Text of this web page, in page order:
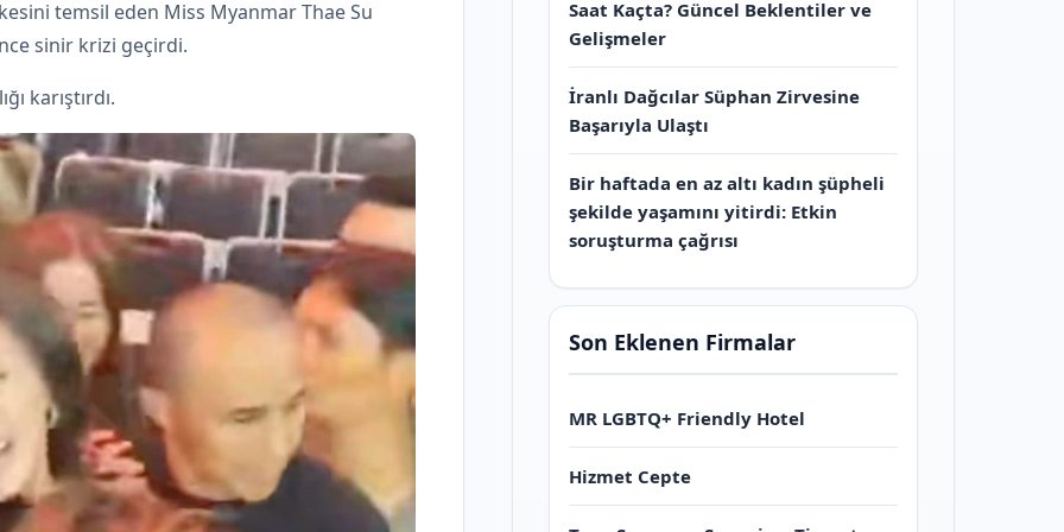
temsil eden Miss Myanmar Thae Su
sinir krizi geçirdi.
karıştırdı.
Saat Kaçta? Güncel Beklentiler ve
Gelişmeler
İranlı Dağcılar Süphan Zirvesine
Başarıyla Ulaştı
Bir haftada en az altı kadın şüpheli
şekilde yaşamını yitirdi: Etkin
soruşturma çağrısı
Son Eklenen Firmalar
MR LGBTQ+ Friendly Hotel
Hizmet Cepte